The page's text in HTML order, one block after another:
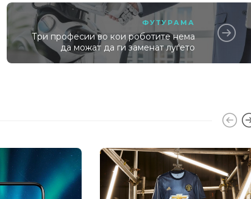
ФУТУРАМА
Три професии во кои роботите нема
да можат да ги заменат луѓето